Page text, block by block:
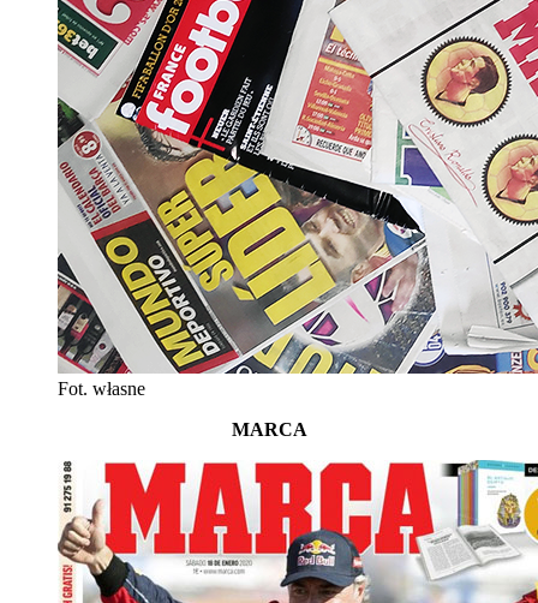
Fot. własne
MARCA